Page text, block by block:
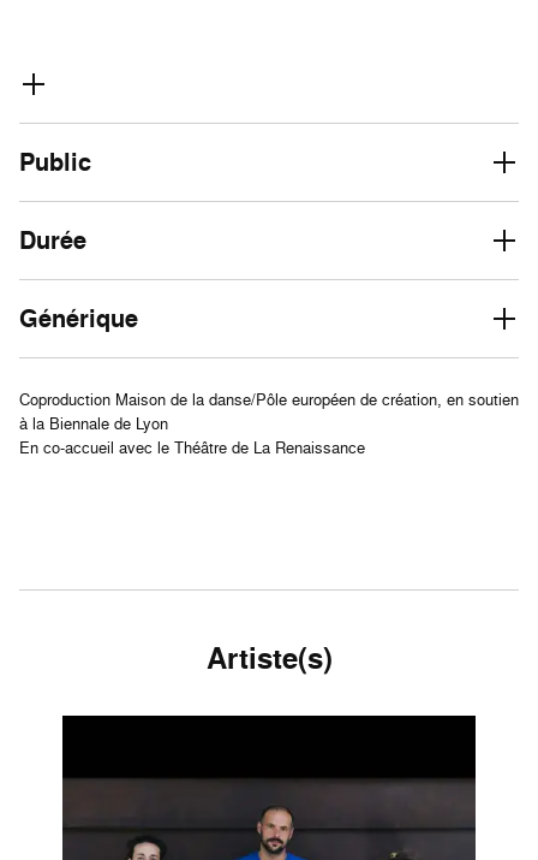
Public
Durée
Générique
Coproduction Maison de la danse/Pôle européen de création, en soutien
à la Biennale de Lyon
En co-accueil avec le Théâtre de La Renaissance
Artiste(s)